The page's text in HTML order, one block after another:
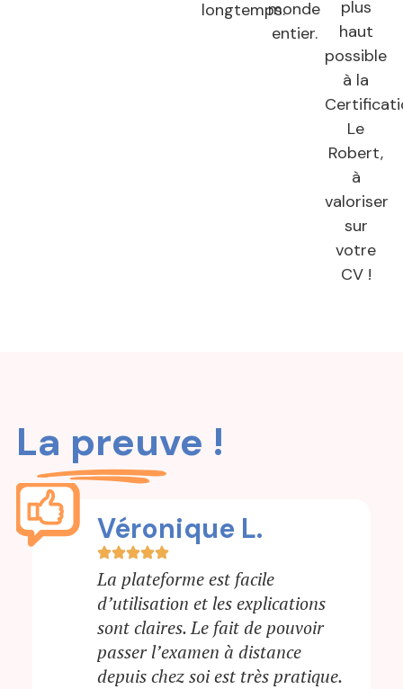
longtemps.monde
entier.
plus
haut
possible
à la
Le
Robert,
à
valoriser
sur
votre
CV !
La preuve !
Véronique L.
La plateforme est facile
d’utilisation et les explications
sont claires. Le fait de pouvoir
passer l’examen à distance
depuis chez soi est très pratique.